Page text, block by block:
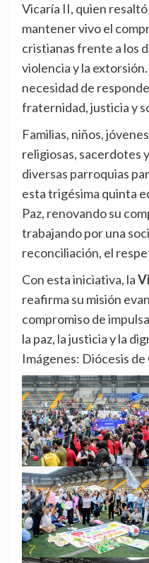
Vicaría II, quien
mantener vivo el
cristianas frente a los
violencia y la
necesidad de
fraternidad, justicia y
Familias, niños,
religiosas, sacerdotes
diversas parroquias
esta trigésima quinta
Paz, renovando su
trabajando por una
reconciliación, el
Con esta iniciativa, la
reafirma su misión
compromiso de
la paz, la justicia y la
Imágenes: Diócesis de